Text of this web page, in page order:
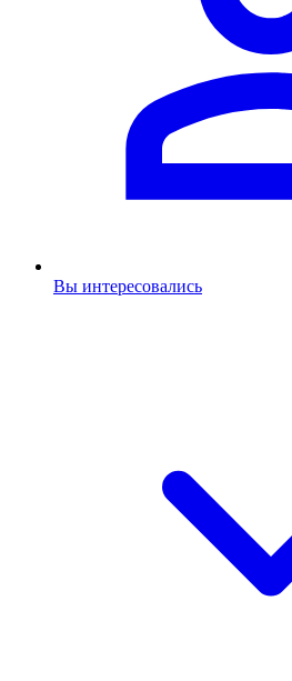
Вы интересовались